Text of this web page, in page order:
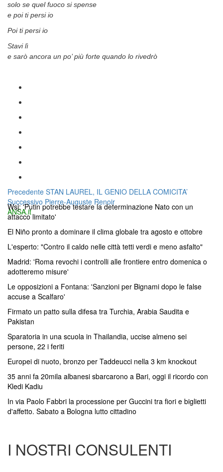
solo se quel fuoco si spense
e poi ti persi io
Poi ti persi io
Stavi lì
e sarò ancora un po’ più forte quando lo rivedrò
Navigazione
articoli
Precedente Articolo
precedente:
STAN LAUREL, IL GENIO DELLA COMICITA’
Successivo Articolo
successivo:
Pierre-Auguste Renoir
ANSA.it
Wsj: 'Putin potrebbe testare la determinazione Nato con un
attacco limitato'
El Niño pronto a dominare il clima globale tra agosto e ottobre
L'esperto: "Contro il caldo nelle città tetti verdi e meno asfalto"
Madrid: 'Roma revochi i controlli alle frontiere entro domenica o
adotteremo misure'
Le opposizioni a Fontana: 'Sanzioni per Bignami dopo le false
accuse a Scalfaro'
Firmato un patto sulla difesa tra Turchia, Arabia Saudita e
Pakistan
Sparatoria in una scuola in Thailandia, uccise almeno sei
persone, 22 i feriti
Europei di nuoto, bronzo per Taddeucci nella 3 km knockout
35 anni fa 20mila albanesi sbarcarono a Bari, oggi il ricordo con
Kledi Kadiu
In via Paolo Fabbri la processione per Guccini tra fiori e biglietti
d'affetto. Sabato a Bologna lutto cittadino
I NOSTRI CONSULENTI